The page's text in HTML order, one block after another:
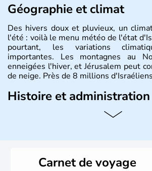
Géographie et climat
Des hivers doux et pluvieux, un
l'été : voilà le menu météo de l'état
pourtant, les variations
importantes. Les montagnes au
enneigées l'hiver, et Jérusalem peut
de neige. Près de 8 millions
Histoire et administration
L'Israël est un état de la partie est
vrai essor économique dans le
Carnet de voyage